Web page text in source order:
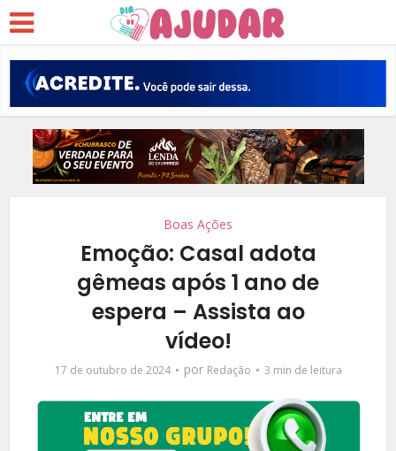
Boas Ações
Emoção: Casal adota
gêmeas após 1 ano de
espera – Assista ao
vídeo!
17 de outubro de 2024 por Redação 3 min de leitura